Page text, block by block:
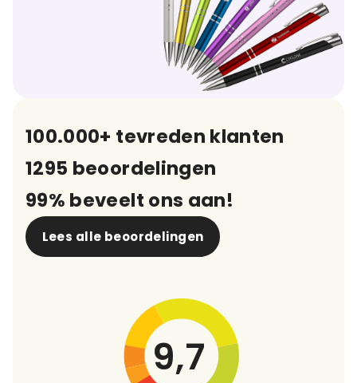
100.000+ tevreden klanten
1295 beoordelingen
99% beveelt ons aan!
Lees alle beoordelingen
9,7